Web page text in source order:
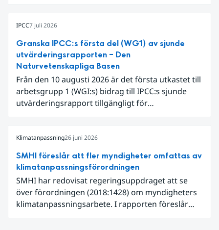
begränsar oss till Västeuropa var det den allra
varmaste juni. Detta betingades till stor del av en
extrem hetta i slutet av månaden. Världshavens
ytvattentemperaturer var den högsta som
uppmätts för en juni månad, vilket ligger i fas med
en framväxande El Niño i Stilla havet.
IPCC7 juli 2026
Granska IPCC:s första del (WG1) av sjunde
utvärderingsrapporten – Den
Naturvetenskapliga Basen
Från den 10 augusti 2026 är det första utkastet till
arbetsgrupp 1 (WGI:s) bidrag till IPCC:s sjunde
utvärderingsrapport tillgängligt för
Klimatanpassning26 juni 2026
SMHI föreslår att fler myndigheter omfattas av
klimatanpassningsförordningen
SMHI har redovisat regeringsuppdraget att se
över förordningen (2018:1428) om myndigheters
klimatanpassningsarbete. I rapporten föreslår